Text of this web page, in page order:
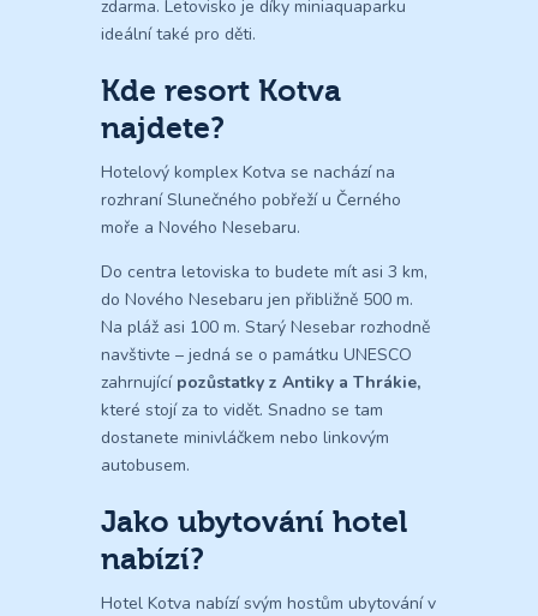
zdarma. Letovisko je díky miniaquaparku
ideální také pro děti.
Kde resort Kotva
najdete?
Hotelový komplex Kotva se nachází na
rozhraní Slunečného pobřeží u Černého
moře a Nového Nesebaru.
Do centra letoviska to budete mít asi 3 km,
do Nového Nesebaru jen přibližně 500 m.
Na pláž asi 100 m. Starý Nesebar rozhodně
navštivte – jedná se o památku UNESCO
zahrnující pozůstatky z Antiky a Thrákie,
které stojí za to vidět. Snadno se tam
dostanete minivláčkem nebo linkovým
autobusem.
Jako ubytování hotel
nabízí?
Hotel Kotva nabízí svým hostům ubytování v